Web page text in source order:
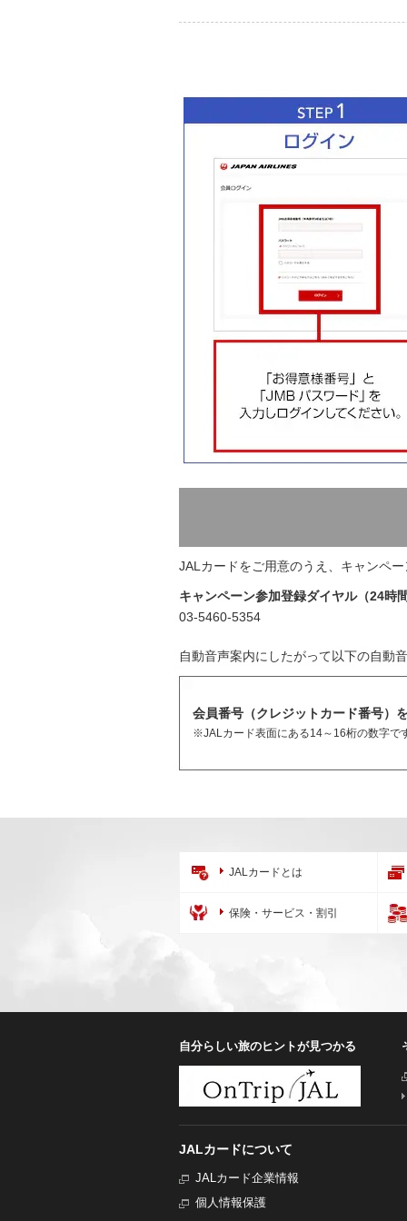
JALカードをご用意のうえ、キャンペ
キャンペーン参加登録ダイヤル（24時
03-5460-5354
自動音声案内にしたがって以下の自動
会員番号（クレジットカード番号）
※JALカード表面にある14～16桁の数字で
JALカードとは
保険・サービス・割引
自分らしい旅のヒントが見つかる
JALカードについて
JALカード企業情報
個人情報保護